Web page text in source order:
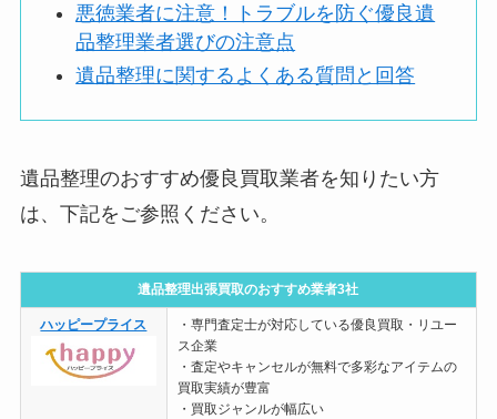
悪徳業者に注意！トラブルを防ぐ優良遺
品整理業者選びの注意点
遺品整理に関するよくある質問と回答
遺品整理のおすすめ優良買取業者を知りたい方
は、下記をご参照ください。
遺品整理出張買取のおすすめ業者3社
ハッピープライス
・専門査定士が対応している優良買取・リユー
ス企業
・査定やキャンセルが無料で多彩なアイテムの
買取実績が豊富
・買取ジャンルが幅広い